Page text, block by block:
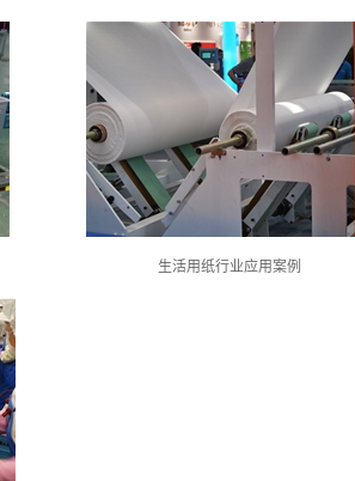
生活用纸行业应用案例